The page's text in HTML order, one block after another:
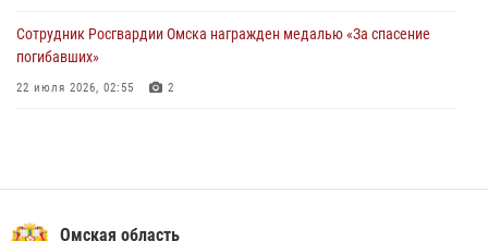
Сотрудник Росгвардии Омска награжден медалью «За спасение
погибавших»
22 июля 2026, 02:55 2
Cотрудники ОМОН "Штурм" Росгвардии отработали навыки
Омская область